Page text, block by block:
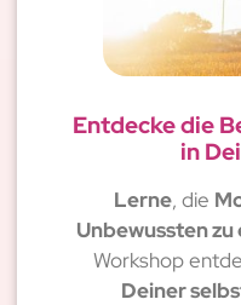
Entdecke die
in
Lerne, die
Unbewussten
Workshop
Deiner